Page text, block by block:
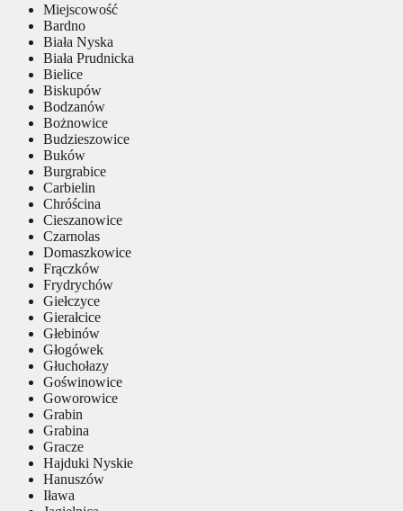
Miejscowość
Bardno
Biała Nyska
Biała Prudnicka
Bielice
Biskupów
Bodzanów
Bożnowice
Budzieszowice
Buków
Burgrabice
Carbielin
Chróścina
Cieszanowice
Czarnolas
Domaszkowice
Frączków
Frydrychów
Giełczyce
Gierałcice
Głebinów
Głogówek
Głuchołazy
Goświnowice
Goworowice
Grabin
Grabina
Gracze
Hajduki Nyskie
Hanuszów
Iława